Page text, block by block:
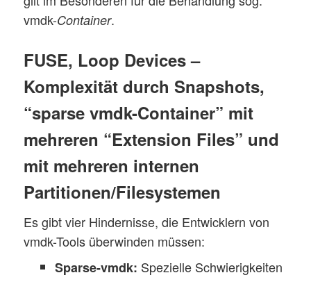
vmdk-Container.
FUSE, Loop Devices –
Komplexität durch Snapshots,
“sparse vmdk-Container” mit
mehreren “Extension Files” und
mit mehreren internen
Partitionen/Filesystemen
Es gibt vier Hindernisse, die Entwicklern von
vmdk-Tools überwinden müssen:
Sparse-vmdk: Spezielle Schwierigkeiten